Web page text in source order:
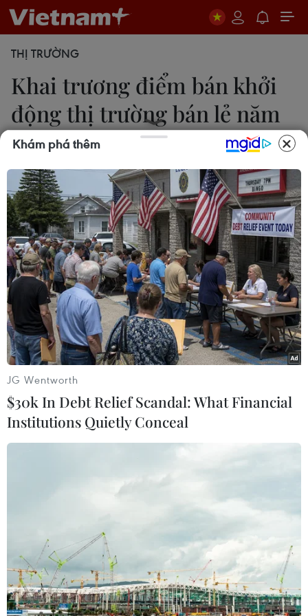
THỊ TRƯỜNG
Khai trương điểm bán khởi
động thị trường bán lẻ năm
2021
Mỹ Phương
05/02/2021 07:22
Khai trương điểm bán mới và tái định vị thương
hiệu trên thị trường bán lẻ là nỗ lực của nhà bán lẻ,
đơn vị sản xuất, kinh doanh trên địa bàn Thành
phố Hồ Chí Minh trong bối cảnh dịch COVID-19.
Người tiêu dùng Thành phố Hồ Chí Minh mua thịt lợn tại
Co.opmart Vạn Hạnh, quận 10. (Ảnh: TTXVN phát)
Từ đầu năm 2021 đến nay, nhiều doanh nghiệp
đã tăng cường khai trương điểm bán mới và tái
định vị lại thương hiệu trên thị trường bán lẻ.
Khám phá thêm
JG Wentworth
$30k In Debt Relief Scandal: What Financial
Institutions Quietly Conceal